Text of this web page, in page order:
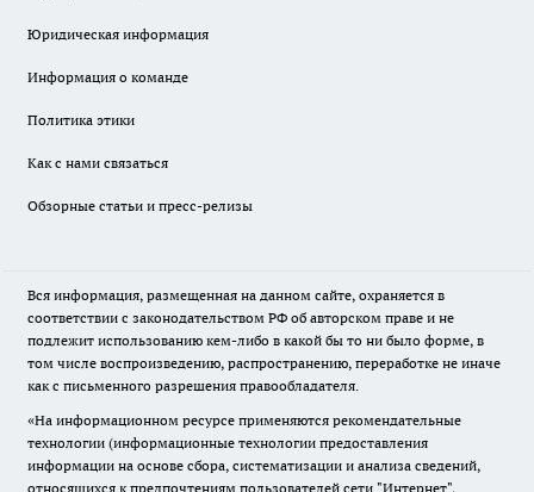
Юридическая информация
Информация о команде
Политика этики
Как с нами связаться
Обзорные статьи и пресс-релизы
Вся информация, размещенная на данном сайте, охраняется в
соответствии с законодательством РФ об авторском праве и не
подлежит использованию кем-либо в какой бы то ни было форме, в
том числе воспроизведению, распространению, переработке не иначе
как с письменного разрешения правообладателя.
«На информационном ресурсе применяются рекомендательные
технологии (информационные технологии предоставления
информации на основе сбора, систематизации и анализа сведений,
относящихся к предпочтениям пользователей сети "Интернет",